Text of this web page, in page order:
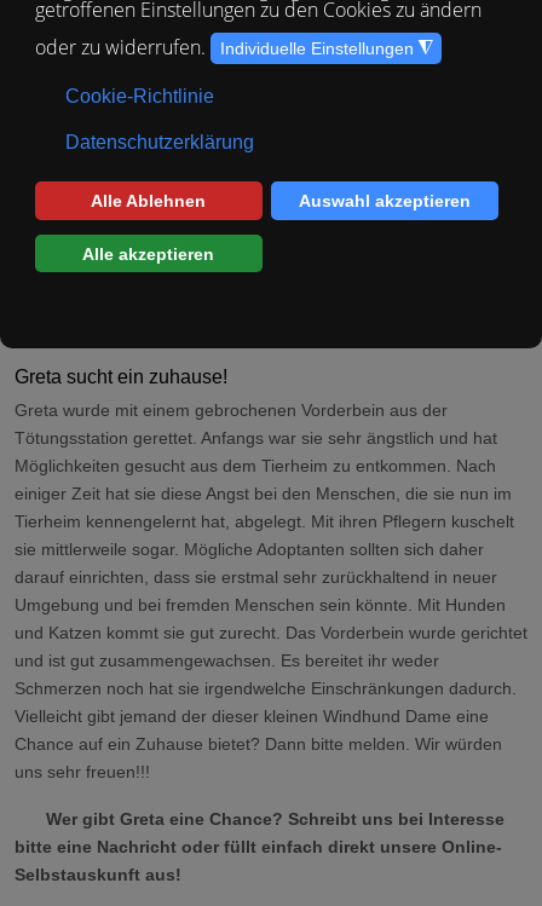
Aufenthaltsort: Tierheim Spanien
Greta sucht ein zuhause!
Greta wurde mit einem gebrochenen Vorderbein aus der
Tötungsstation gerettet. Anfangs war sie sehr ängstlich und hat
Möglichkeiten gesucht aus dem Tierheim zu entkommen. Nach
einiger Zeit hat sie diese Angst bei den Menschen, die sie nun im
Tierheim kennengelernt hat, abgelegt. Mit ihren Pflegern kuschelt
sie mittlerweile sogar. Mögliche Adoptanten sollten sich daher
darauf einrichten, dass sie erstmal sehr zurückhaltend in neuer
Umgebung und bei fremden Menschen sein könnte. Mit Hunden
und Katzen kommt sie gut zurecht. Das Vorderbein wurde gerichtet
und ist gut zusammengewachsen. Es bereitet ihr weder
Schmerzen noch hat sie irgendwelche Einschränkungen dadurch.
Vielleicht gibt jemand der dieser kleinen Windhund Dame eine
Chance auf ein Zuhause bietet? Dann bitte melden. Wir würden
uns sehr freuen!!!
Wer gibt Greta eine Chance? Schreibt uns bei Interesse
bitte eine Nachricht oder füllt einfach direkt unsere Online-
Selbstauskunft aus!